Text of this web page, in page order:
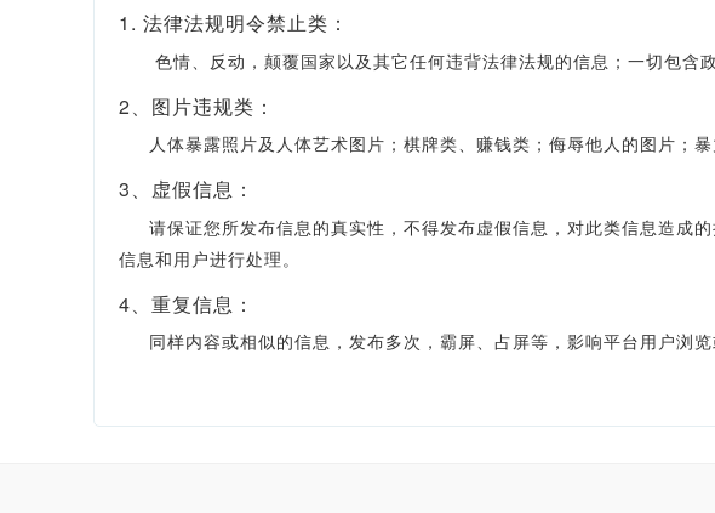
1. 法律法规明令禁止类：
色情、反动，颠覆国家以及其它任何违背法律法规的信息；一切包含政
2、图片违规类：
人体暴露照片及人体艺术图片；棋牌类、赚钱类；侮辱他人的图片；暴
3、虚假信息：
请保证您所发布信息的真实性，不得发布虚假信息，对此类信息造成
信息和用户进行处理。
4、重复信息：
同样内容或相似的信息，发布多次，霸屏、占屏等，影响平台用户浏览